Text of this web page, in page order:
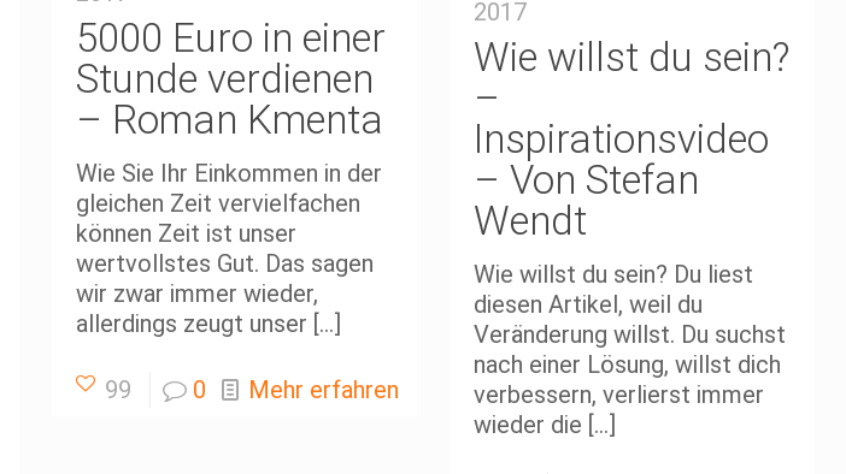
5000 Euro in einer
Stunde verdienen
– Roman Kmenta
Wie Sie Ihr Einkommen in der
gleichen Zeit vervielfachen
können Zeit ist unser
wertvollstes Gut. Das sagen
wir zwar immer wieder,
allerdings zeugt unser […]
99 0 Mehr erfahren
2017
Wie willst du sein?
–
Inspirationsvideo
– Von Stefan
Wendt
Wie willst du sein? Du liest
diesen Artikel, weil du
Veränderung willst. Du suchst
nach einer Lösung, willst dich
verbessern, verlierst immer
wieder die […]